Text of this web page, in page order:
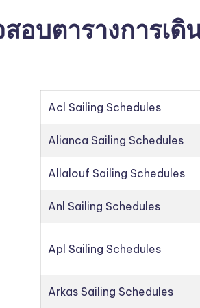
อบตารางการเดิ
Acl Sailing Schedules
Alianca Sailing Schedules
Allalouf Sailing Schedules
Anl Sailing Schedules
Apl Sailing Schedules
Arkas Sailing Schedules